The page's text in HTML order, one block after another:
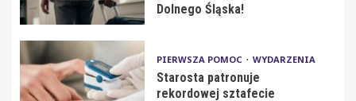
Dolnego Śląska!
PIERWSZA POMOC WYDARZENIA
Starosta patronuje
rekordowej sztafecie